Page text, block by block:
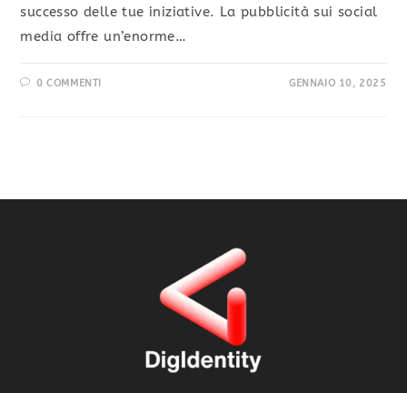
successo delle tue iniziative. La pubblicità sui social
media offre un’enorme…
0 COMMENTI GENNAIO 10, 2025